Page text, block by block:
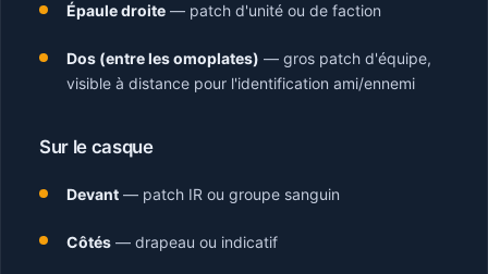
Épaule droite — patch d'unité ou de faction
Dos (entre les omoplates) — gros patch d'équipe,
visible à distance pour l'identification ami/ennemi
Sur le casque
Devant — patch IR ou groupe sanguin
Côtés — drapeau ou indicatif